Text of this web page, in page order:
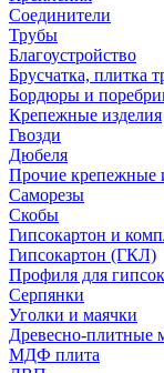
Соединители
Трубы
Благоустройство
Брусчатка, плитка
Бордюры и
Крепежные изделия
Гвозди
Дюбеля
Прочие крепежные
Саморезы
Скобы
Гипсокартон и
Гипсокартон (ГКЛ)
Профиля для
Серпянки
Уголки и маячки
Древесно-плитные
МДФ плита